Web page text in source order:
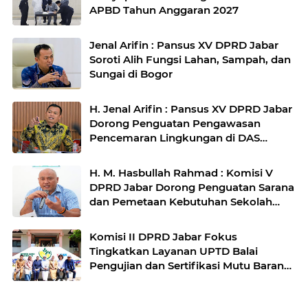
APBD Tahun Anggaran 2027
Jenal Arifin : Pansus XV DPRD Jabar
Soroti Alih Fungsi Lahan, Sampah, dan
Sungai di Bogor
H. Jenal Arifin : Pansus XV DPRD Jabar
Dorong Penguatan Pengawasan
Pencemaran Lingkungan di DAS
H. M. Hasbullah Rahmad : Komisi V
DPRD Jabar Dorong Penguatan Sarana
dan Pemetaan Kebutuhan Sekolah
Komisi II DPRD Jabar Fokus
Tingkatkan Layanan UPTD Balai
Pengujian dan Sertifikasi Mutu Barang